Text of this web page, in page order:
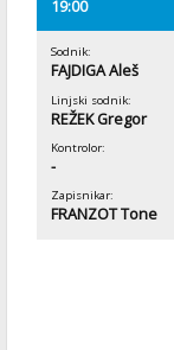
19:00
Sodnik:
FAJDIGA Aleš
Linjski sodnik:
REŽEK Gregor
Kontrolor:
-
Zapisnikar:
FRANZOT Tone